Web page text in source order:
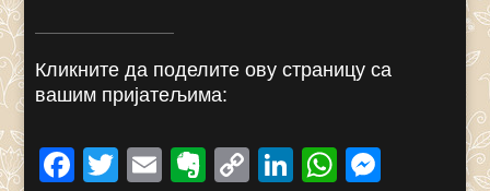
Кликните да поделите ову страницу са
вашим пријатељима:
F
T
E
E
C
Li
W